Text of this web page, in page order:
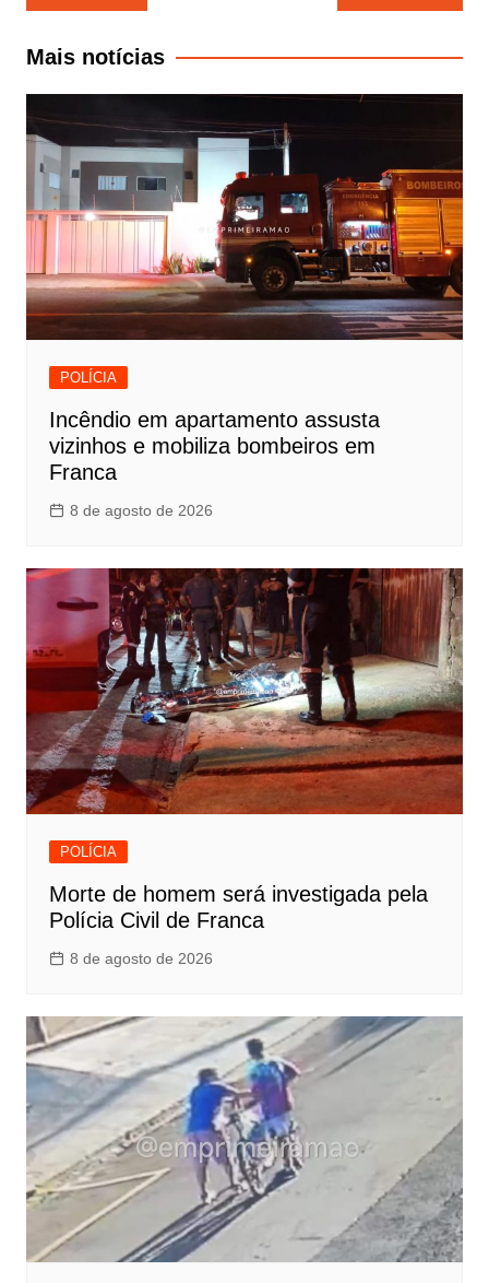
de
Post
Mais notícias
POLÍCIA
Incêndio em apartamento assusta
vizinhos e mobiliza bombeiros em
Franca
8 de agosto de 2026
POLÍCIA
Morte de homem será investigada pela
Polícia Civil de Franca
8 de agosto de 2026